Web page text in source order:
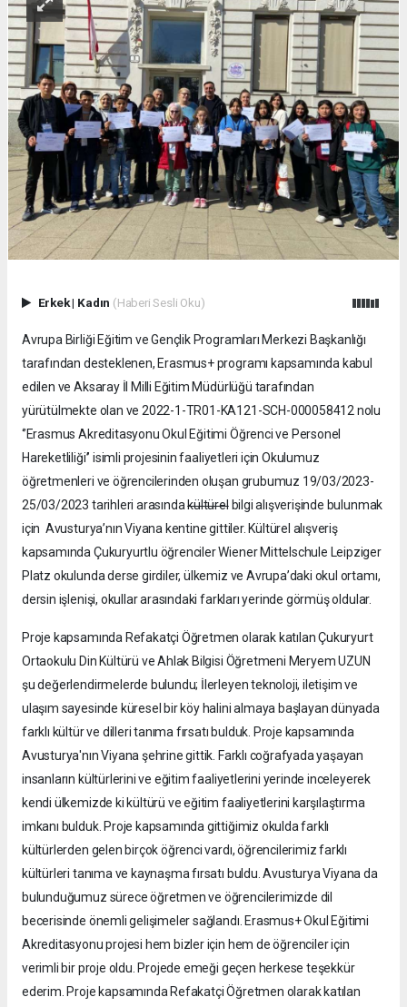
Erkek| Kadın (Haberi Sesli Oku)
Avrupa Birliği Eğitim ve Gençlik Programları Merkezi Başkanlığı
tarafından desteklenen, Erasmus+ programı kapsamında kabul
edilen ve Aksaray İl Milli Eğitim Müdürlüğü tarafından
yürütülmekte olan ve 2022-1-TR01-KA121-SCH-000058412 nolu
‘’Erasmus Akreditasyonu Okul Eğitimi Öğrenci ve Personel
Hareketliliği’’ isimli projesinin faaliyetleri için Okulumuz
öğretmenleri ve öğrencilerinden oluşan grubumuz 19/03/2023-
25/03/2023 tarihleri arasındakültürelbilgi alışverişinde bulunmak
için Avusturya’nın Viyana kentine gittiler. Kültürel alışveriş
kapsamında Çukuryurtlu öğrenciler Wiener Mittelschule Leipziger
Platz okulunda derse girdiler, ülkemiz ve Avrupa’daki okul ortamı,
dersin işlenişi, okullar arasındaki farkları yerinde görmüş oldular.
Proje kapsamında Refakatçi Öğretmen olarak katılan Çukuryurt
Ortaokulu Din Kültürü ve Ahlak Bilgisi Öğretmeni Meryem UZUN
şu değerlendirmelerde bulundu; İlerleyen teknoloji, iletişim ve
ulaşım sayesinde küresel bir köy halini almaya başlayan dünyada
farklı kültür ve dilleri tanıma fırsatı bulduk. Proje kapsamında
Avusturya'nın Viyana şehrine gittik. Farklı coğrafyada yaşayan
insanların kültürlerini ve eğitim faaliyetlerini yerinde inceleyerek
kendi ülkemizde ki kültürü ve eğitim faaliyetlerini karşılaştırma
imkanı bulduk. Proje kapsamında gittiğimiz okulda farklı
kültürlerden gelen birçok öğrenci vardı, öğrencilerimiz farklı
kültürleri tanıma ve kaynaşma fırsatı buldu. Avusturya Viyana da
bulunduğumuz sürece öğretmen ve öğrencilerimizde dil
becerisinde önemli gelişimeler sağlandı. Erasmus+ Okul Eğitimi
Akreditasyonu projesi hem bizler için hem de öğrenciler için
verimli bir proje oldu. Projede emeği geçen herkese teşekkür
ederim. Proje kapsamında Refakatçi Öğretmen olarak katılan